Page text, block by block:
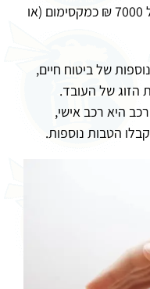
של עלות ביטוח הרכב עם תקרה של 7000 ₪ כמקסימום (או
של ביטוח חיים,
הזוג של העובד.
היא רכב אישי,
הטבות נוספות.